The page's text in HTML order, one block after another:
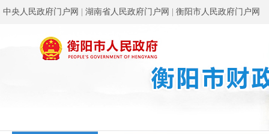
中央人民政府门户网 湖南省人民政府门户网 衡阳市人民政府门户网